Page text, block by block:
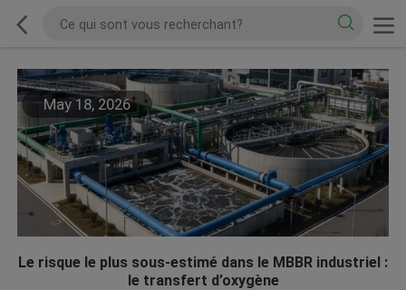
May 18, 2026
Le risque le plus sous-estimé dans le MBBR industriel :
le transfert d’oxygène